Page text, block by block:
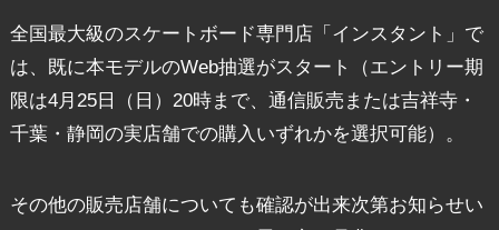
全国最大級のスケートボード専門店「インスタント」で
は、既に本モデルのWeb抽選がスタート（エントリー期
限は4月25日（日）20時まで、通信販売または吉祥寺・
千葉・静岡の実店舗での購入いずれかを選択可能）。
その他の販売店舗についても確認が出来次第お知らせい